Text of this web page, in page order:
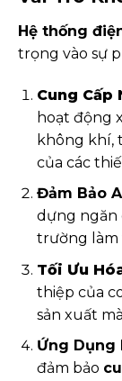
Hệ thống
trọng vào sự
Cung Cấp
hoạt động
không khí,
của các
Đảm Bảo
dựng ngăn
trường làm
Tối Ưu
thiệp của
sản xuất
Ứng Dụng
đảm bảo